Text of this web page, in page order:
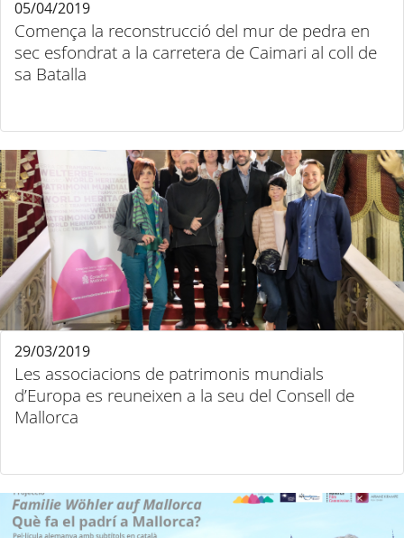
Comença la reconstrucció del mur de pedra en
sec esfondrat a la carretera de Caimari al coll de
sa Batalla
05/04/2019
Les associacions de patrimonis mundials
d’Europa es reuneixen a la seu del Consell de
Mallorca
29/03/2019